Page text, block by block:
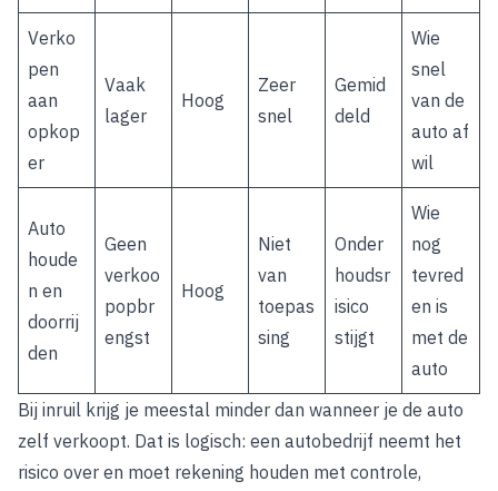
Verko
pen
aan
opkop
er
Vaak
lager
Hoog
Zeer
snel
Gemid
deld
Wie
snel
van de
auto af
wil
Auto
houde
n en
doorrij
den
Geen
verkoo
popbr
engst
Hoog
Niet
van
toepas
sing
Onder
houdsr
isico
stijgt
Wie
nog
tevred
en is
met de
auto
Bij inruil krijg je meestal minder dan wanneer je de auto
zelf verkoopt. Dat is logisch: een autobedrijf neemt het
risico over en moet rekening houden met controle,